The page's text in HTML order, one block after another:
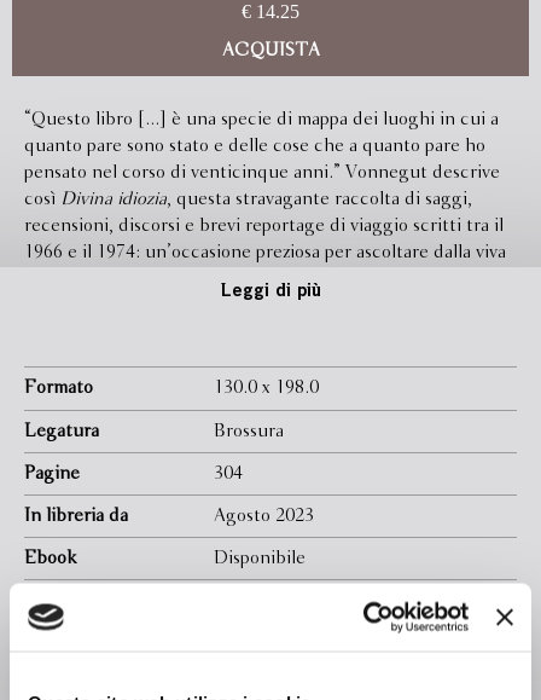
€ 14.25
ACQUISTA
“Questo libro [...] è una specie di mappa dei luoghi in cui a
quanto pare sono stato e delle cose che a quanto pare ho
pensato nel corso di venticinque anni.” Vonnegut descrive
così Divina idiozia, questa stravagante raccolta di saggi,
recensioni, discorsi e brevi reportage di viaggio scritti tra il
1966 e il 1974: un’occasione preziosa per ascoltare dalla viva
voce dell’autore racconti di vita, sguardi sul mondo,
società, politica, sesso, letteratura, vita e morte. Gli
appassionati che credono di aver letto tutto di Vonnegut
saranno lieti di ritrovare l’autore in tutta la sua cristallina
franchezza, con lo stile divertente e perspicace che lo hanno
sempre contraddistinto.
Leggi di più
Formato 130.0 x 198.0
Legatura Brossura
Pagine 304
In libreria da Agosto 2023
Ebook Disponibile
Isbn